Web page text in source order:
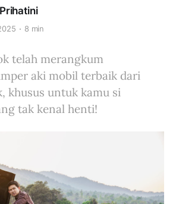
8 min
telah merangkum
aki mobil terbaik dari
khusus untuk kamu si
tak kenal henti!